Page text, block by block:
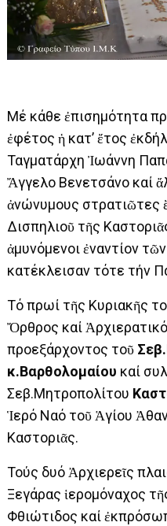
Μέ κάθε ἐπισημότητα
ἐφέτος ἡ κατ’ ἔτος
Ταγματάρχη Ἰωάννη
Ἄγγελο Βενετσάνο καί
ἀνώνυμους στρατιῶτες
Δισπηλιοῦ τῆς
ἀμυνόμενοι ἐναντίον
κατέκλεισαν τότε τήν
Τό πρωί τῆς Κυριακῆς
Ὄρθρος καί
προεξάρχοντος τοῦ
κ.Βαρθολομαίου καί
Σεβ.Μητροπολίτου
Ἱερό Ναό τοῦ Ἁγίου
Καστοριᾶς.
Τούς δυό Ἀρχιερεῖς
Ξεγάρας ἱερομόναχος
Φθιώτιδος καί